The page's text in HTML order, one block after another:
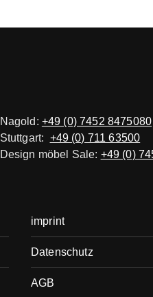
Nagold: +49 (0) 7452 8475080
Stuttgart: +49 (0) 711 63500
Design möbel Sale: +49 (0)
imprint
Datenschutz
AGB